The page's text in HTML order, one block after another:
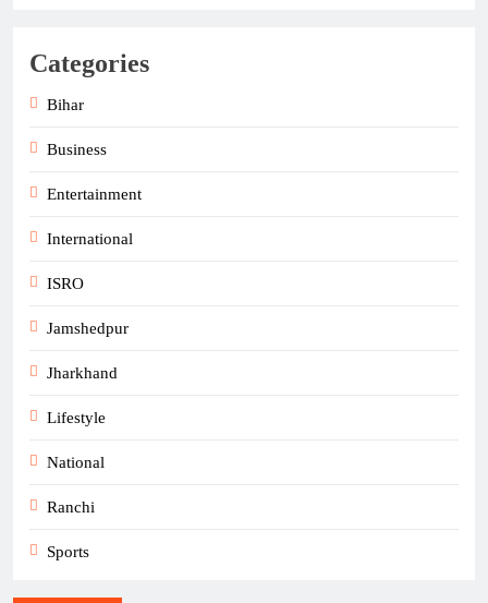
Categories
Bihar
Business
Entertainment
International
ISRO
Jamshedpur
Jharkhand
Lifestyle
National
Ranchi
Sports